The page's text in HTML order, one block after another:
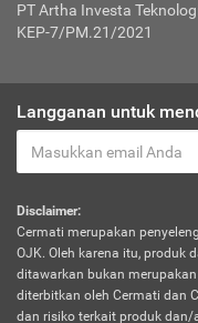
PT Artha Investa
KEP-7/PM.21/2021
Langganan untuk
Disclaimer:
Cermati merupakan
OJK. Oleh karena itu, produk
ditawarkan bukan
diterbitkan oleh Cermati dan
dan risiko terkait produk